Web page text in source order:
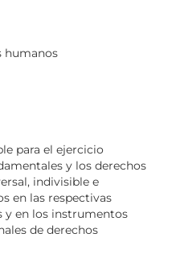
humanos
para el ejercicio
y los derechos
indivisible e
en las respectivas
y en los instrumentos
de derechos